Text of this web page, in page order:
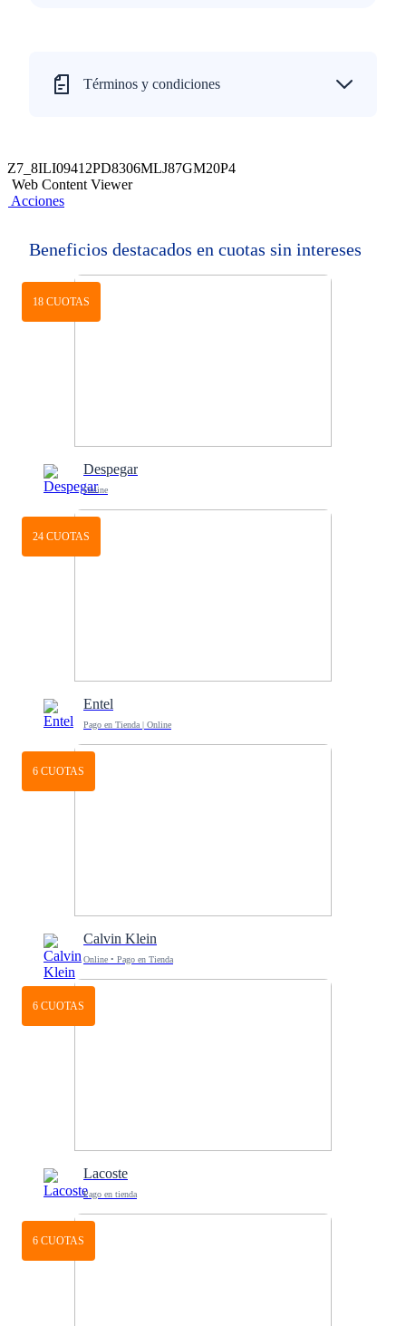
Términos y condiciones
Z7_8ILI09412PD8306MLJ87GM20P4
Web Content Viewer
Acciones
Beneficios destacados en cuotas sin intereses
18 CUOTAS
Despegar
Online
24 CUOTAS
Entel
Pago en Tienda | Online
6 CUOTAS
Calvin Klein
Online • Pago en Tienda
6 CUOTAS
Lacoste
Pago en tienda
6 CUOTAS